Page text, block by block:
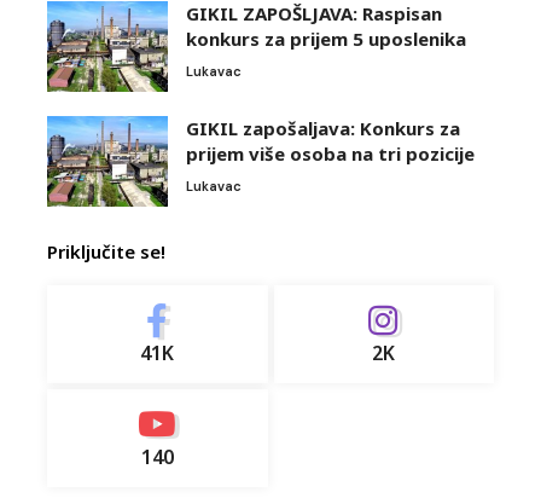
GIKIL ZAPOŠLJAVA: Raspisan
konkurs za prijem 5 uposlenika
Lukavac
GIKIL zapošaljava: Konkurs za
prijem više osoba na tri pozicije
Lukavac
Priključite se!
41K 2K
140